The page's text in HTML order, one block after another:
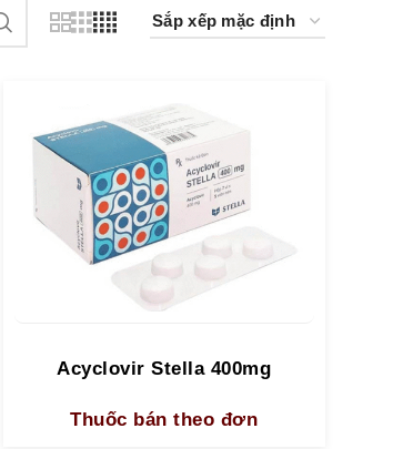
Acyclovir Stella 400mg
Thuốc bán theo đơn